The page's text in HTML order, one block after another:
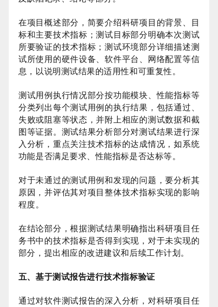
在项目概述部分，简要介绍科研项目的背景、目
标和主要技术指标；测试目标部分明确本次测试
所要验证的技术指标；测试环境部分详细描述测
试所使用的硬件设备、软件平台、网络配置等信
息，以说明测试结果的适用性和可重复性。
测试用例执行情况部分按功能模块、性能指标等
分类列出每个测试用例的执行结果，包括通过、
失败或阻塞等状态，并附上相应的测试数据和截
图等证据。测试结果分析部分对测试结果进行深
入分析，重点关注技术指标的达成情况，如系统
功能是否满足要求、性能指标是否达标等。
对于未通过的测试用例和发现的问题，要分析其
原因，并评估其对项目整体技术指标实现的影响
程度。
在结论部分，根据测试结果明确指出科研项目任
务书中的技术指标是否得到实现，对于未实现的
部分，提出相应的改进建议和后续工作计划。
五、基于测试报告进行技术指标验证
通过对软件测试报告的深入分析，对科研项目任